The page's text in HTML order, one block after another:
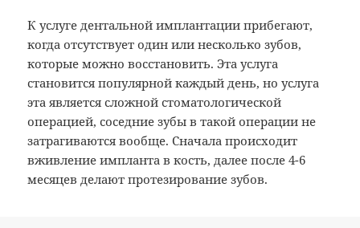
К услуге дентальной имплантации прибегают,
когда отсутствует один или несколько зубов,
которые можно восстановить. Эта услуга
становится популярной каждый день, но услуга
эта является сложной стоматологической
операцией, соседние зубы в такой операции не
затрагиваются вообще. Сначала происходит
вживление импланта в кость, далее после 4-6
месяцев делают протезирование зубов.